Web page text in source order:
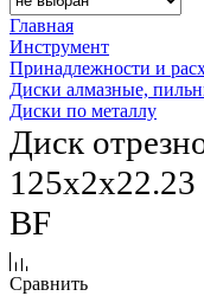
Главная
Инструмент
Принадлежности и
Диски алмазные,
Диски по металлу
Диск
BF
Сравнить